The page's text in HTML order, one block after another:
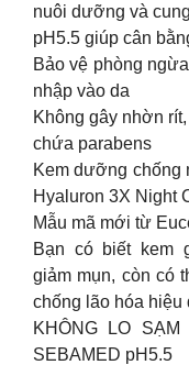
nuôi dưỡng và
pH5.5 giúp cân
Bảo vệ phòng
nhập vào da
Không gây nhờn
chứa parabens
Kem dưỡng chống
Hyaluron 3X Night
Mẫu mã mới từ
Bạn có biết kem
giảm mụn, còn có
chống lão hóa hiệu
KHÔNG LO
SEBAMED pH5.5